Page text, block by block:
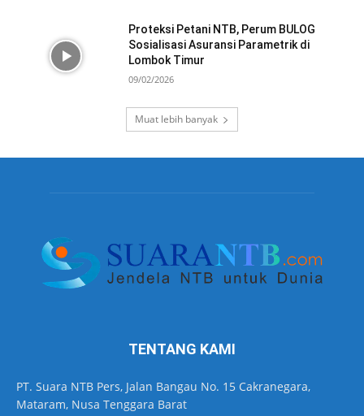
Proteksi Petani NTB, Perum BULOG
Sosialisasi Asuransi Parametrik di
Lombok Timur
09/02/2026
Muat lebih banyak
TENTANG KAMI
PT. Suara NTB Pers, Jalan Bangau No. 15 Cakranegara,
Mataram, Nusa Tenggara Barat